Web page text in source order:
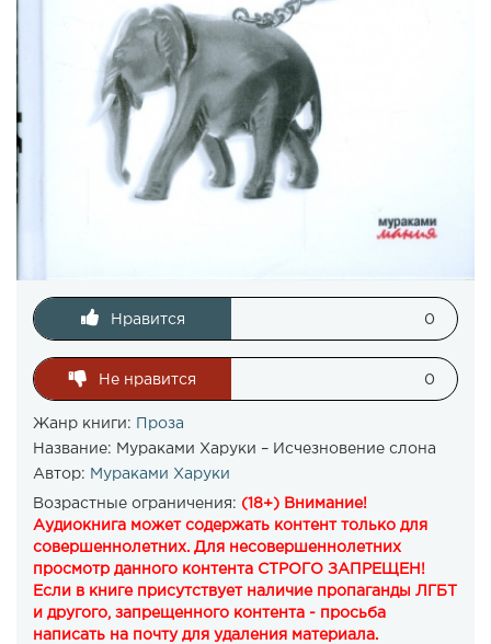
Нравится 0
Не нравится 0
Жанр книги:
Проза
Название: Мураками Харуки – Исчезновение слона
Автор: Мураками Харуки
Возрастные ограничения: (18+) Внимание!
Аудиокнига может содержать контент только для
совершеннолетних. Для несовершеннолетних
просмотр данного контента СТРОГО ЗАПРЕЩЕН!
Если в книге присутствует наличие пропаганды ЛГБТ
и другого, запрещенного контента - просьба
написать на почту для удаления материала.